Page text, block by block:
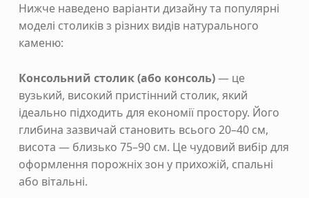
Нижче наведено варіанти дизайну та популярні
моделі столиків з різних видів натурального
каменю:
Консольний столик (або консоль)— це
вузький, високий пристінний столик, який
ідеально підходить для економії простору. Його
глибина зазвичай становить всього 20–40 см,
висота — близько 75–90 см. Це чудовий вибір для
оформлення порожніх зон у прихожій, спальні
або вітальні.